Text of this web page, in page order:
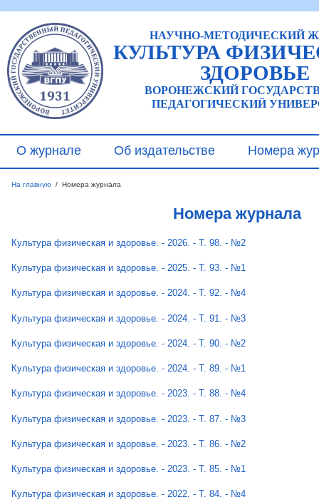
НАУЧНО-МЕТОДИЧЕСКИЙ
КУЛЬТУРА
ЗДОРОВЬЕ
ВОРОНЕЖСКИЙ
ПЕДАГОГИЧЕСКИЙ
О журнале Об издательстве Номера
На главную / Номера журнала
Номера журнала
Культура физическая и здоровье. - 2026. - Т. 98. - №2
Культура физическая и здоровье. - 2025. - Т. 93. - №1
Культура физическая и здоровье. - 2024. - Т. 92. - №4
Культура физическая и здоровье. - 2024. - Т. 91. - №3
Культура физическая и здоровье. - 2024. - Т. 90. - №2
Культура физическая и здоровье. - 2024. - Т. 89. - №1
Культура физическая и здоровье. - 2023. - Т. 88. - №4
Культура физическая и здоровье. - 2023. - Т. 87. - №3
Культура физическая и здоровье. - 2023. - Т. 86. - №2
Культура физическая и здоровье. - 2023. - Т. 85. - №1
Культура физическая и здоровье. - 2022. - Т. 84. - №4